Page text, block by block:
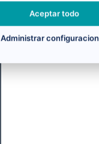
Aceptar todo
Administrar